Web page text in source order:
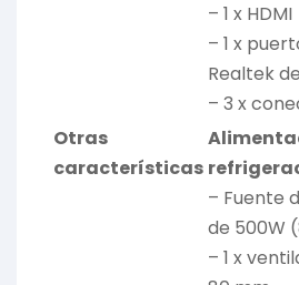
– 1 x HDMI
– 1 x
Realtek
– 3 x
Otras
características
– Fuente
de 500W
– 1 x